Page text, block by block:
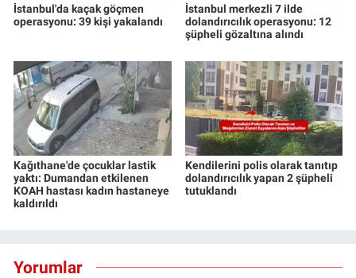
İstanbul'da kaçak göçmen
operasyonu: 39 kişi yakalandı
İstanbul merkezli 7 ilde
dolandırıcılık operasyonu: 12
şüpheli gözaltına alındı
Kağıthane'de çocuklar lastik
yaktı: Dumandan etkilenen
KOAH hastası kadın hastaneye
kaldırıldı
Kendilerini polis olarak tanıtıp
dolandırıcılık yapan 2 şüpheli
tutuklandı
Yorumlar